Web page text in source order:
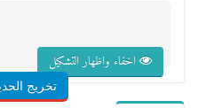
اخفاء واظهار التشكيل
تخريج